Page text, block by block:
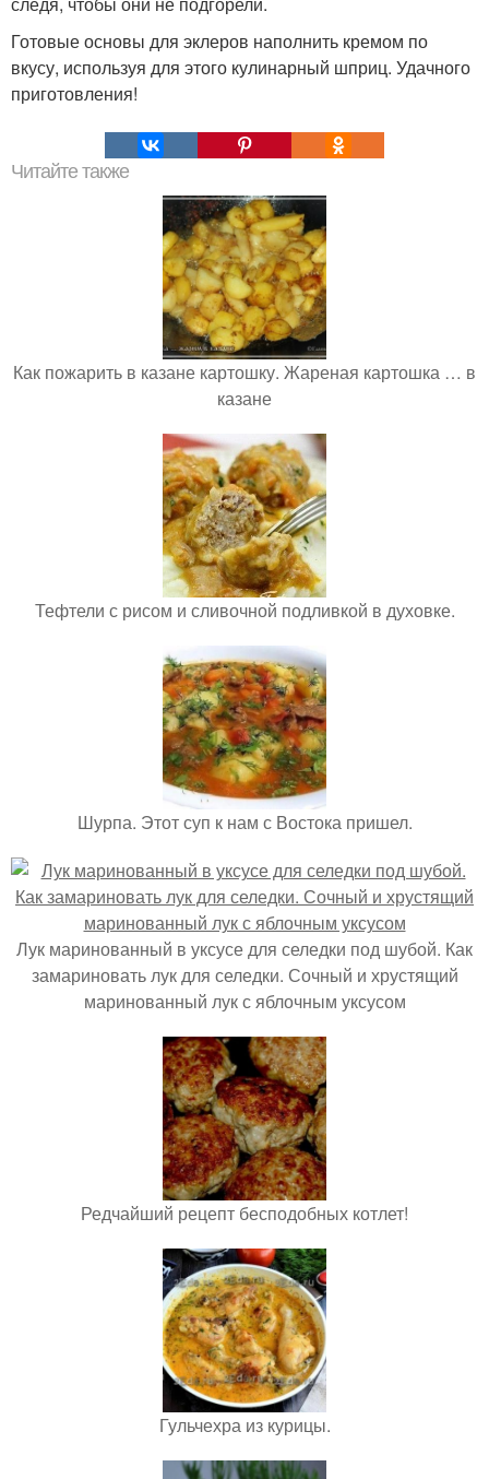
Готовые основы для эклеров наполнить кремом по
вкусу, используя для этого кулинарный шприц. Удачного
приготовления!
Читайте также
Как пожарить в казане картошку. Жареная картошка … в
казане
Тефтели с рисом и сливочной подливкой в духовке.
Шурпа. Этот суп к нам с Востока пришел.
Лук маринованный в уксусе для селедки под шубой. Как
замариновать лук для селедки. Сочный и хрустящий
маринованный лук с яблочным уксусом
Редчайший рецепт бесподобных котлет!
Гульчехра из курицы.